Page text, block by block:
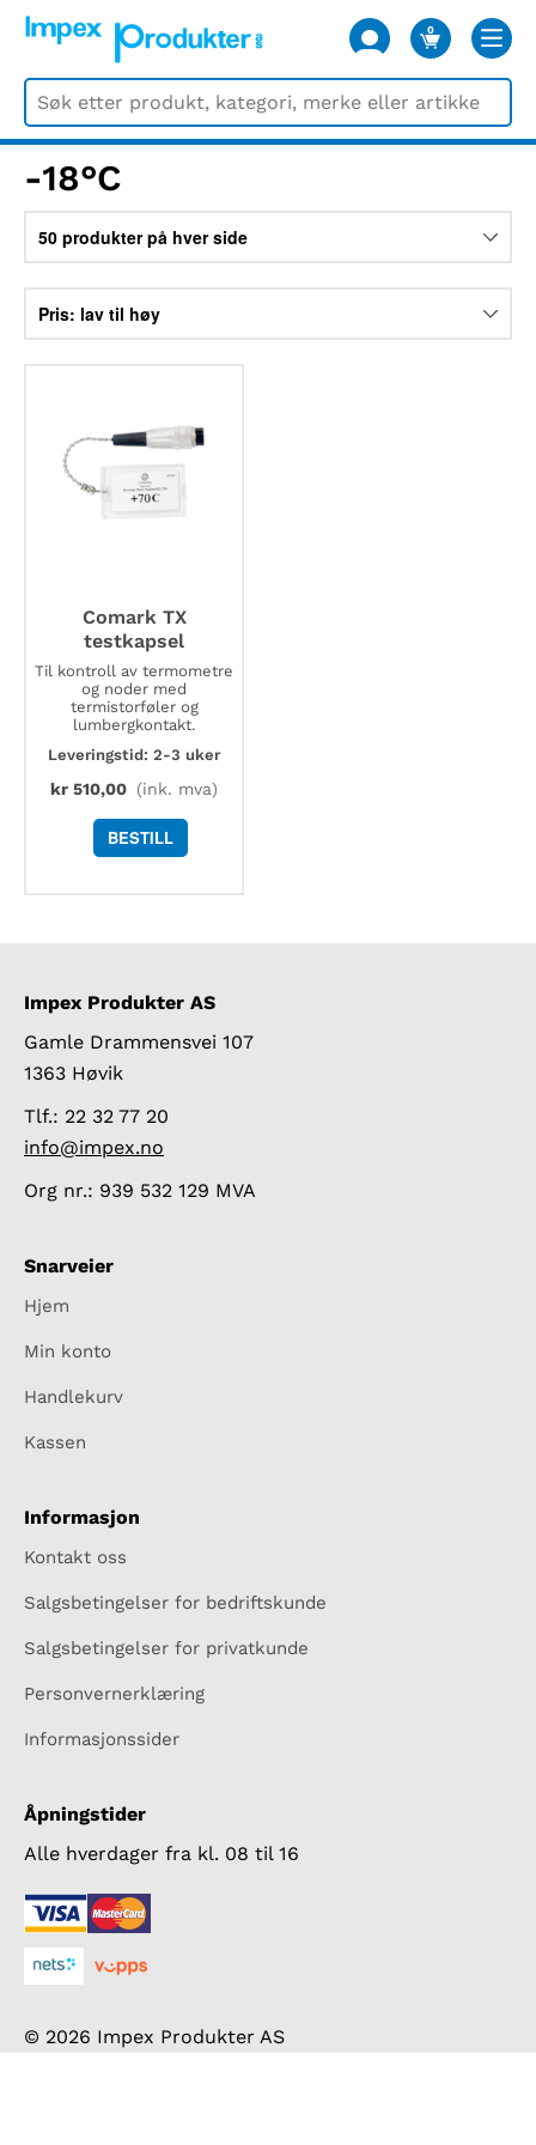
0
VARER
-18°C
Comark TX
testkapsel
Til kontroll av termometre
og noder med
termistorføler og
lumbergkontakt.
Leveringstid: 2-3 uker
kr 510,00 (ink. mva)
BESTILL
Impex Produkter AS
Gamle Drammensvei 107
1363 Høvik
Tlf.: 22 32 77 20
info@impex.no
Org nr.: 939 532 129 MVA
Snarveier
Hjem
Min konto
Handlekurv
Kassen
Informasjon
Kontakt oss
Salgsbetingelser for bedriftskunde
Salgsbetingelser for privatkunde
Personvernerklæring
Informasjonssider
Åpningstider
Alle hverdager fra kl. 08 til 16
© 2026 Impex Produkter AS